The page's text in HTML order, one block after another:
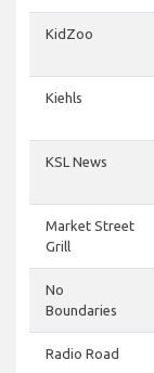
KidZoo
Kiehls
KSL News
Market Street
Grill
No
Boundaries
Radio Road